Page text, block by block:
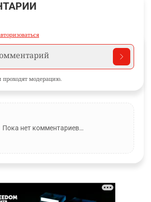
модерацию.
Пока нет комментариев…